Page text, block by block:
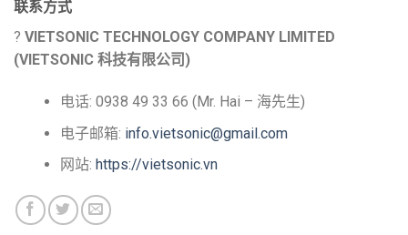
联系方式
? VIETSONIC TECHNOLOGY COMPANY LIMITED
(VIETSONIC 科技有限公司)
电话: 0938 49 33 66 (Mr. Hai – 海先生)
电子邮箱: info.vietsonic@gmail.com
网站: https://vietsonic.vn